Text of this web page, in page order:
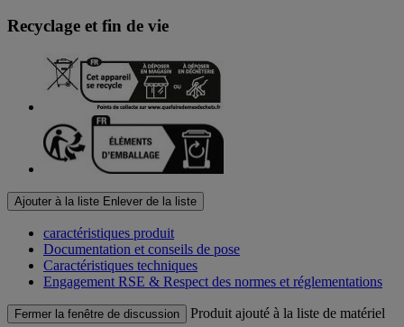
Recyclage et fin de vie
Ajouter à la liste Enlever de la liste
caractéristiques produit
Documentation et conseils de pose
Caractéristiques techniques
Engagement RSE & Respect des normes et réglementations
Fermer la fenêtre de discussion Produit ajouté à la liste de matériel